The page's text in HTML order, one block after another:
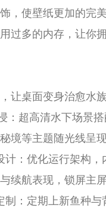
，使壁纸更加的完
过多的内存，让你
让桌面变身治愈水族
：超高清水下场景搭
境等主题随光线呈
计：优化运行架构，
续航表现，锁屏主
制：定期上新鱼种与